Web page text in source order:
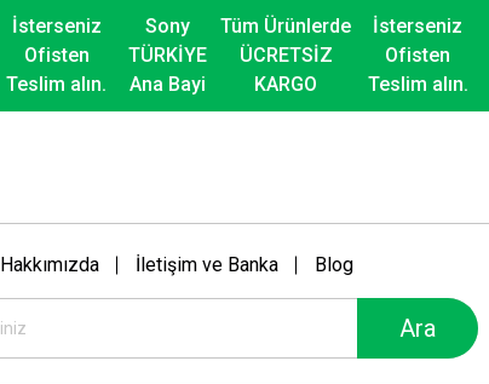
İsterseniz
Ofisten
Teslim alın.
Sony
TÜRKİYE
Ana Bayi
Tüm Ürünlerde
ÜCRETSİZ
KARGO
İsterseniz
Ofisten
Teslim alın.
Hakkımızda İletişim ve Banka Blog
Ara